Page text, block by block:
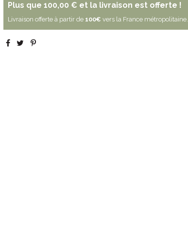
Plus que 100,00 € et la livraison est offerte !
Livraison offerte à partir de 100€ vers la France métropolitaine.